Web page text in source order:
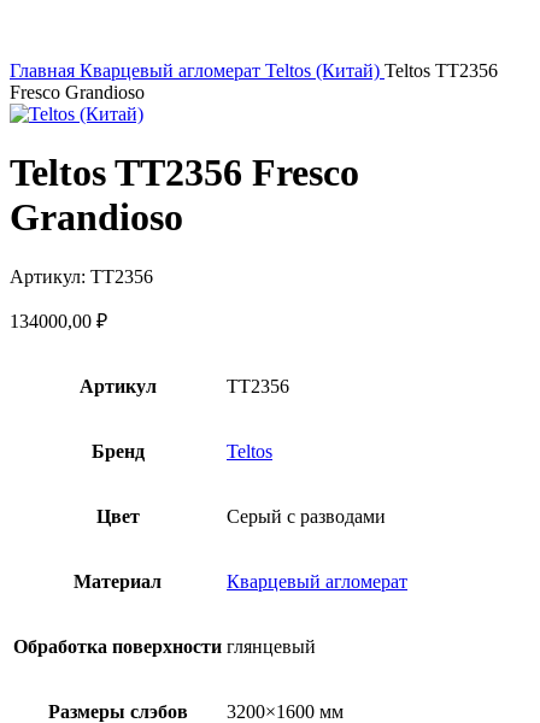
Главная Кварцевый агломерат Teltos (Китай) Teltos TT2356
Fresco Grandioso
Teltos TT2356 Fresco
Grandioso
Артикул: TT2356
134000,00 ₽
Артикул TT2356
Бренд Teltos
Цвет Серый с разводами
Материал Кварцевый агломерат
Обработка поверхности глянцевый
Размеры слэбов 3200×1600 мм